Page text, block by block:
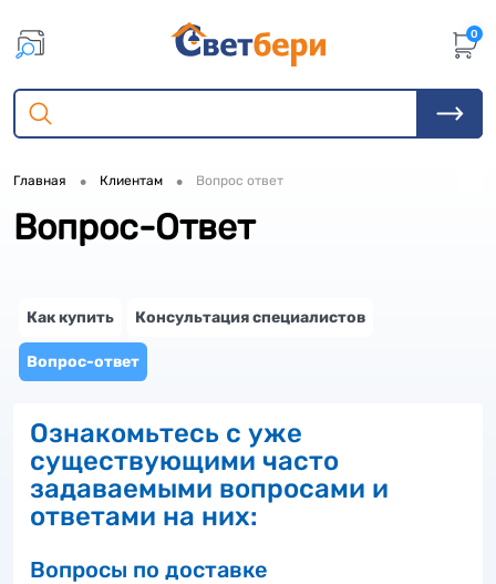
0
Главная • Клиентам • Вопрос ответ
Вопрос-Ответ
Как купить Консультация специалистов
Вопрос-ответ
Ознакомьтесь с уже
существующими часто
задаваемыми вопросами и
ответами на них:
Вопросы по доставке